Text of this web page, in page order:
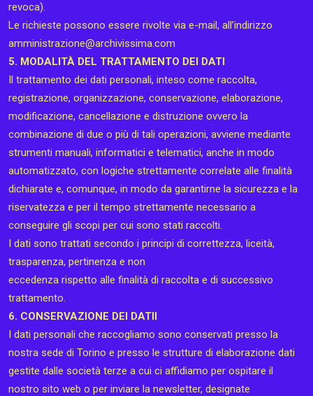
revoca).
Le richieste possono essere rivolte via e-mail, all’indirizzo
amministrazione@archivissima.com
5. MODALITÀ DEL TRATTAMENTO DEI DATI
Il trattamento dei dati personali, inteso come raccolta,
registrazione, organizzazione, conservazione, elaborazione,
modificazione, cancellazione e distruzione ovvero la
combinazione di due o più di tali operazioni, avviene mediante
strumenti manuali, informatici e telematici, anche in modo
automatizzato, con logiche strettamente correlate alle finalità
dichiarate e, comunque, in modo da garantirne la sicurezza e la
riservatezza e per il tempo strettamente necessario a
conseguire gli scopi per cui sono stati raccolti.
I dati sono trattati secondo i principi di correttezza, liceità,
trasparenza, pertinenza e non
eccedenza rispetto alle finalità di raccolta e di successivo
trattamento.
6. CONSERVAZIONE DEI DATII
I dati personali che raccogliamo sono conservati presso la
nostra sede di Torino e presso le strutture di elaborazione dati
gestite dalle società terze a cui ci affidiamo per ospitare il
nostro sito web o per inviare la newsletter, designate